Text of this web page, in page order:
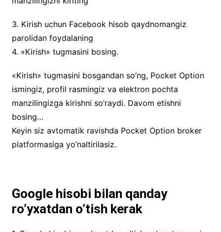
3. Kirish uchun Facebook hisob qaydnomangiz
parolidan foydalaning
4. «Kirish» tugmasini bosing.
«Kirish» tugmasini bosgandan so’ng, Pocket Option
ismingiz, profil rasmingiz va elektron pochta
manzilingizga kirishni so’raydi. Davom etishni
bosing…
Keyin siz avtomatik ravishda Pocket Option broker
platformasiga yo’naltirilasiz.
Google hisobi bilan qanday
ro’yxatdan o’tish kerak